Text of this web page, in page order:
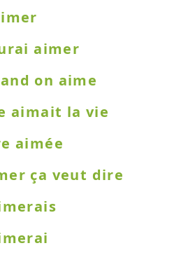
aimer
on aime
aimait la vie
aimée
ça veut dire